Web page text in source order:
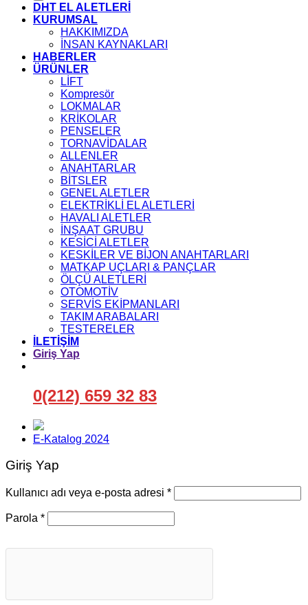
DHT EL ALETLERİ
KURUMSAL
HAKKIMIZDA
İNSAN KAYNAKLARI
HABERLER
ÜRÜNLER
LİFT
Kompresör
LOKMALAR
KRİKOLAR
PENSELER
TORNAVİDALAR
ALLENLER
ANAHTARLAR
BİTSLER
GENEL ALETLER
ELEKTRİKLİ EL ALETLERİ
HAVALI ALETLER
İNŞAAT GRUBU
KESİCİ ALETLER
KESKİLER VE BİJON ANAHTARLARI
MATKAP UÇLARI & PANÇLAR
ÖLÇÜ ALETLERİ
OTOMOTİV
SERVİS EKİPMANLARI
TAKIM ARABALARI
TESTERELER
İLETİŞİM
Giriş Yap
0(212) 659 32 83
E-Katalog 2024
Giriş Yap
Kullanıcı adı veya e-posta adresi *Gerekli
Parola *Gerekli